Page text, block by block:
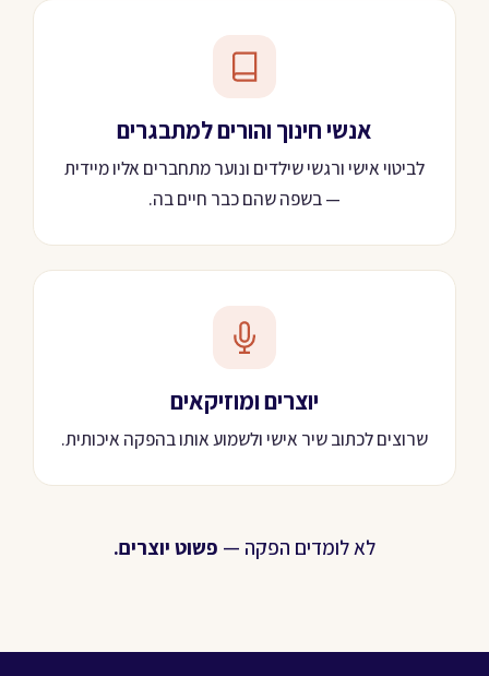
אנשי חינוך והורים למתבגרים
לביטוי אישי ורגשי שילדים ונוער מתחברים אליו מיידית
— בשפה שהם כבר חיים בה.
יוצרים ומוזיקאים
שרוצים לכתוב שיר אישי ולשמוע אותו בהפקה איכותית.
לא לומדים הפקה —פשוט יוצרים.